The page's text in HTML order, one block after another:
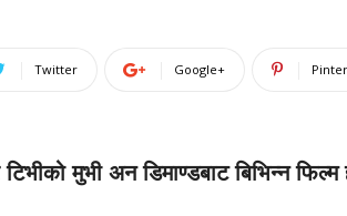
Twitter Google+
मुभी अन डिमाण्डबाट बिभिन्न फिल्म